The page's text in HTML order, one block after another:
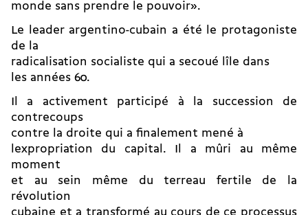
monde sans prendre le pouvoir».
Le leader argentino-cubain a été le protagoniste
de la
radicalisation socialiste qui a secoué lîle dans
les années 60.
Il a activement participé à la succession de
contrecoups
contre la droite qui a finalement mené à
lexpropriation du capital. Il a mûri au même
moment
et au sein même du terreau fertile de la
révolution